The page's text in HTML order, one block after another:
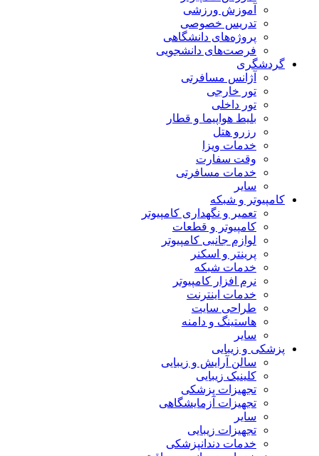
آموزش ورزشی
تدریس خصوصی
پروژه‌های دانشگاهی
فرصت‌های دانشجویی
گردشگری
آژانس مسافرتی
تور خارجی
تور داخلی
بلیط هواپیما و قطار
رزرو هتل
خدمات ویزا
وقت سفارت
خدمات مسافرتی
سایر
کامپیوتر و شبکه
تعمیر و نگهداری کامپیوتر
کامپیوتر و قطعات
لوازم جانبی کامپیوتر
پرینتر و اسکنر
خدمات شبکه
نرم افزار کامپیوتر
خدمات اینترنت
طراحی سایت
هاستینگ و دامنه
سایر
پزشکی و زیبایی
سالن آرایش و زیبایی
کلینیک زیبایی
تجهیزات پزشکی
تجهیزات آزمایشگاهی
سایر
تجهیزات زیبایی
خدمات دندانپزشکی